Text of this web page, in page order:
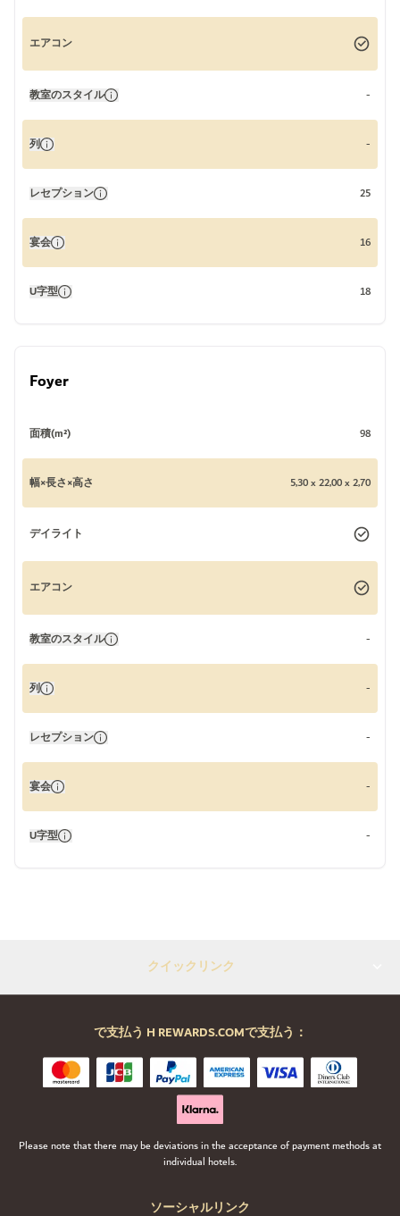
エアコン
教室のスタイル -
列 -
レセプション 25
宴会 16
U字型 18
Foyer
面積(m²) 98
幅×長さ×高さ 5,30 x 22,00 x 2,70
デイライト
エアコン
教室のスタイル -
列 -
レセプション -
宴会 -
U字型 -
クイックリンク
ソーシャルリンク
で支払う H REWARDS.COMで支払う：
Please note that there may be deviations in the acceptance of payment methods at
individual hotels.